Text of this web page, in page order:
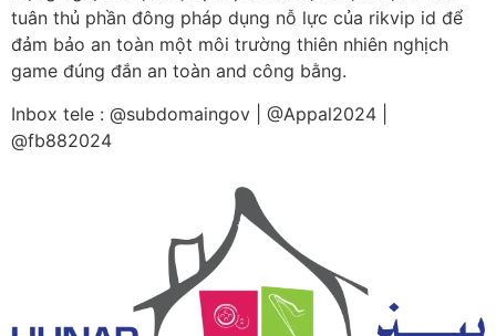
tuân thủ phần đông pháp dụng nỗ lực của rikvip id để
đảm bảo an toàn một môi trường thiên nhiên nghịch
game đúng đắn an toàn and công bằng.
Inbox tele : @subdomaingov | @Appal2024 |
@fb882024